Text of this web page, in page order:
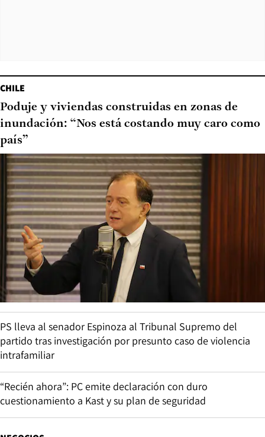
CHILE
Poduje y viviendas construidas en zonas de
inundación: “Nos está costando muy caro como
país”
PS lleva al senador Espinoza al Tribunal Supremo del
partido tras investigación por presunto caso de violencia
intrafamiliar
“Recién ahora”: PC emite declaración con duro
cuestionamiento a Kast y su plan de seguridad